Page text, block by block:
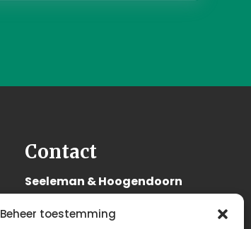
Beheer toestemming
Contact
Seeleman & Hoogendoorn
3628 GD Kockengen